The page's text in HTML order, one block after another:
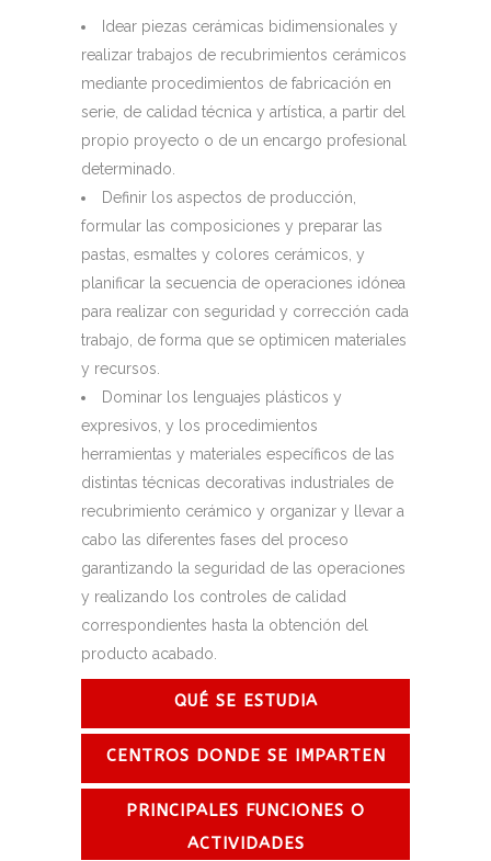
Idear piezas cerámicas bidimensionales y
realizar trabajos de recubrimientos cerámicos
mediante procedimientos de fabricación en
serie, de calidad técnica y artística, a partir del
propio proyecto o de un encargo profesional
determinado.
Definir los aspectos de producción,
formular las composiciones y preparar las
pastas, esmaltes y colores cerámicos, y
planificar la secuencia de operaciones idónea
para realizar con seguridad y corrección cada
trabajo, de forma que se optimicen materiales
y recursos.
Dominar los lenguajes plásticos y
expresivos, y los procedimientos
herramientas y materiales específicos de las
distintas técnicas decorativas industriales de
recubrimiento cerámico y organizar y llevar a
cabo las diferentes fases del proceso
garantizando la seguridad de las operaciones
y realizando los controles de calidad
correspondientes hasta la obtención del
producto acabado.
QUÉ SE ESTUDIA
CENTROS DONDE SE IMPARTEN
PRINCIPALES FUNCIONES O
ACTIVIDADES